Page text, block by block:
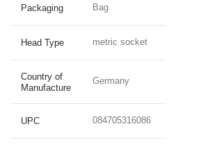
Packaging Bag
Head Type metric socket
Country of
Manufacture
Germany
UPC 084705316086